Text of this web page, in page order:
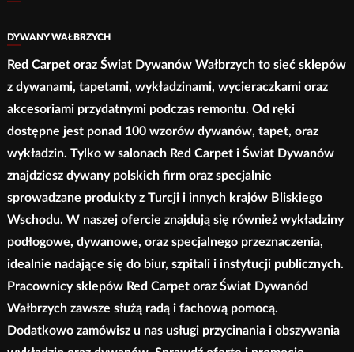
DYWANY WAŁBRZYCH
Red Carpet oraz Świat Dywanów Wałbrzych to sieć sklepów
z dywanami, tapetami, wykładzinami, wycieraczkami oraz
akcesoriami przydatnymi podczas remontu. Od ręki
dostępne jest ponad 100 wzorów dywanów, tapet, oraz
wykładzin. Tylko w salonach Red Carpet i Świat Dywanów
znajdziesz dywany polskich firm oraz specjalnie
sprowadzane produkty z Turcji i innych krajów Bliskiego
Wschodu. W naszej ofercie znajdują się również wykładziny
podłogowe, dywanowe, oraz specjalnego przeznaczenia,
idealnie nadające się do biur, szpitali i instytucji publicznych.
Pracownicy sklepów Red Carpet oraz Świat Dywanód
Wałbrzych zawsze służą radą i fachową pomocą.
Dodatkowo zamówisz u nas usługi przycinania i obszywania